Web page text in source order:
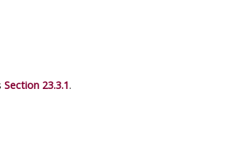
Section 23.3.1.